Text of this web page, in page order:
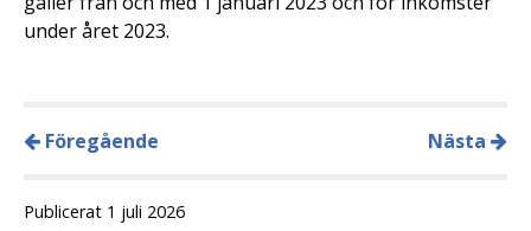
under året 2023.
Föregående Nästa
Publicerat 1 juli 2026